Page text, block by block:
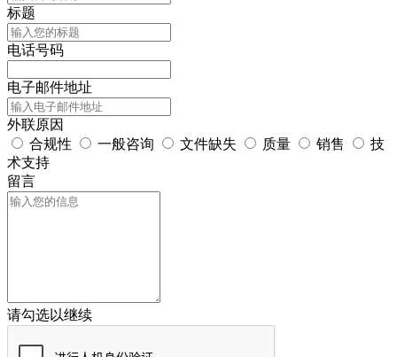
标题
电话号码
电子邮件地址
外联原因
合规性
一般咨询 文件缺失 质量 销售
技
术支持
留言
请勾选以继续